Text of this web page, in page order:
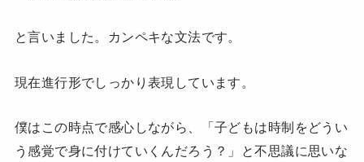
と言いました。カンペキな文法です。
現在進行形でしっかり表現しています。
僕はこの時点で感心しながら、「子どもは時制をどうい
う感覚で身に付けていくんだろう？」と不思議に思いな